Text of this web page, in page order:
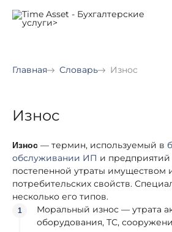
Главная Словарь Износ
Износ
Износ — термин, используемый в
обслуживании ИП и предприятий
постепенной утраты имуществом
потребительских свойств.
несколько его типов.
Моральный износ — утрата
оборудования, ТС,